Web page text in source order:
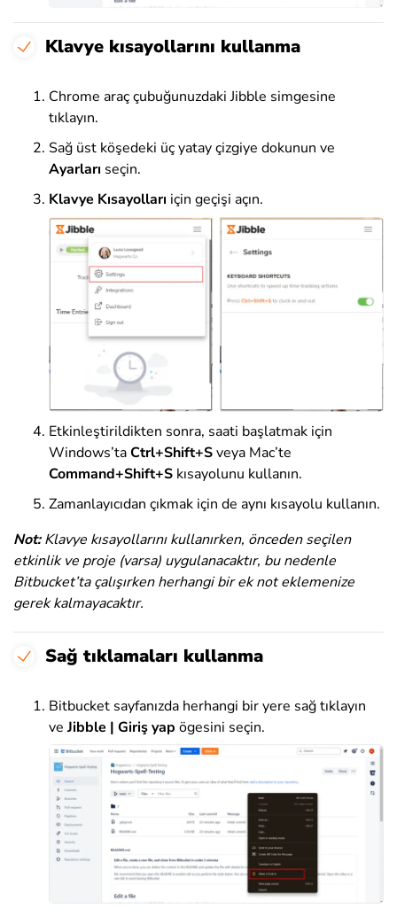
Klavye kısayollarını kullanma
Chrome araç çubuğunuzdaki Jibble simgesine
tıklayın.
Sağ üst köşedeki üç yatay çizgiye dokunun ve
Ayarları seçin.
Klavye Kısayolları için geçişi açın.
Etkinleştirildikten sonra, saati başlatmak için
Windows’taCtrl+Shift+Sveya Mac’te
Command+Shift+S kısayolunu kullanın.
Zamanlayıcıdan çıkmak için de aynı kısayolu kullanın.
Not:Klavye kısayollarını kullanırken, önceden seçilen
etkinlik ve proje (varsa) uygulanacaktır, bu nedenle
Bitbucket’ta çalışırken herhangi bir ek not eklemenize
gerek kalmayacaktır.
Sağ tıklamaları kullanma
Bitbucket sayfanızda herhangi bir yere sağ tıklayın
ve Jibble | Giriş yap ögesini seçin.